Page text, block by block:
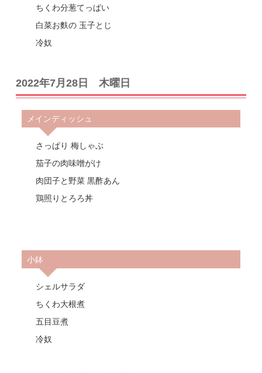
ちくわ分葱てっぱい
白菜お麩の 玉子とじ
冷奴
2022年7月28日 木曜日
メインディッシュ
さっぱり 梅しゃぶ
茄子の肉味噌がけ
肉団子と野菜 黒酢あん
鶏照りとろろ丼
小鉢
シェルサラダ
ちくわ大根煮
五目豆煮
冷奴